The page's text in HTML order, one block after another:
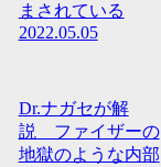
まされている
2022.05.05
Dr.ナガセが解
説 ファイザーの
地獄のような内部